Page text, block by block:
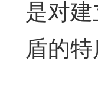
是对
盾的特